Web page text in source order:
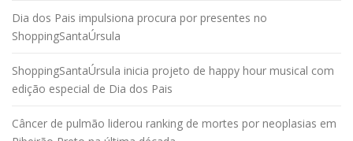
Dia dos Pais impulsiona procura por presentes no
ShoppingSantaÚrsula
ShoppingSantaÚrsula inicia projeto de happy hour musical com
edição especial de Dia dos Pais
Câncer de pulmão liderou ranking de mortes por neoplasias em